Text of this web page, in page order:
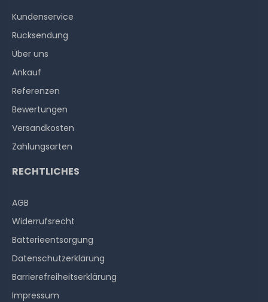
Kundenservice
Rücksendung
Über uns
Ankauf
Referenzen
Bewertungen
Versandkosten
Zahlungsarten
RECHTLICHES
AGB
Widerrufs­recht
Batterieentsorgung
Datenschutzerklärung
Barrierefreiheitserklärung
Impressum